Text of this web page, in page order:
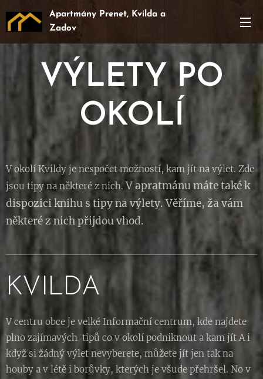
Apartmány Prenet, Kvilda a
Zadov
VÝLETY PO
OKOLÍ
V okolí Kvildy je nespočet možností, kam jít na výlet. Zde
jsou tipy na některé z nich.Vapratmánu máte také k
dispozici knihu s tipy na výlety. Věříme, ža vám
některé z nich přijdou vhod.
KVILDA
V centru obce je velké Informační centrum, kde najdete
plno zajímavých tipů co v okolí podniknout a kam jít A i
když si žádný výlet nevyberete, můžete jít jen tak na
houby a v létě i borůvky, kterých je všude přehršel. No v